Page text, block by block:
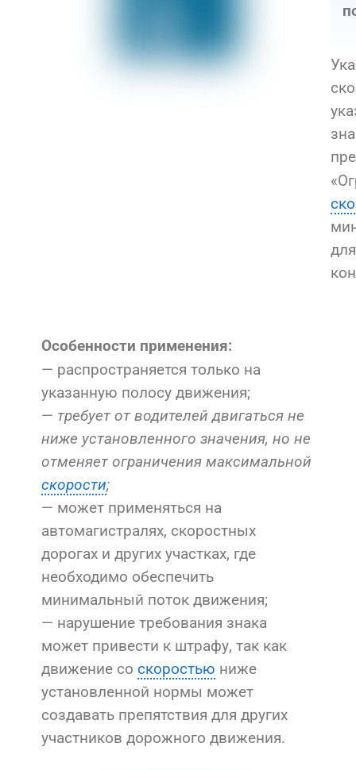
Особенности применения:
— распространяется только на
указанную полосу движения;
— требует от водителей двигаться не
ниже установленного значения, но не
отменяет ограничения максимальной
скорости;
— может применяться на
автомагистралях, скоростных
дорогах и других участках, где
необходимо обеспечить
минимальный поток движения;
— нарушение требования знака
может привести к штрафу, так как
движение соскоростью ниже
установленной нормы может
создавать препятствия для других
участников дорожного движения.